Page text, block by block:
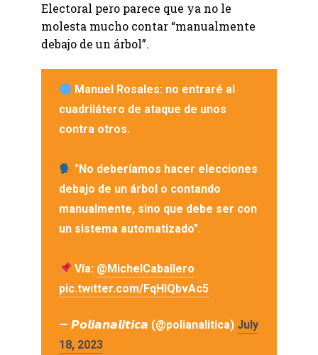
Electoral pero parece que ya no le
molesta mucho contar “manualmente
debajo de un árbol”.
Manuel Rosales: no entraré al
cuadrilátero de ataque de unos
contra otros.
"No deberíamos hacer elecciones
debajo de un árbol o contando
manualmente, sino que debe ser con
un sistema automatizado".
Vía: @MichelCaballero
pic.twitter.com/FqHlQbvAc5
— 𝙋𝙤𝙡𝙞𝙖𝙣𝙖𝙡𝙞𝙩𝙞𝙘𝙖 (@polianalitica) July
18, 2023